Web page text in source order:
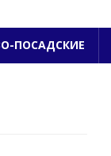
ПОСАДСКИЕ